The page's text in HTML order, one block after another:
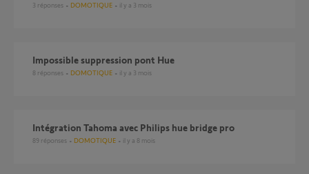
3 réponses DOMOTIQUE il y a 3 mois
Impossible suppression pont Hue
8 réponses DOMOTIQUE il y a 3 mois
Intégration Tahoma avec Philips hue bridge pro
89 réponses DOMOTIQUE il y a 8 mois